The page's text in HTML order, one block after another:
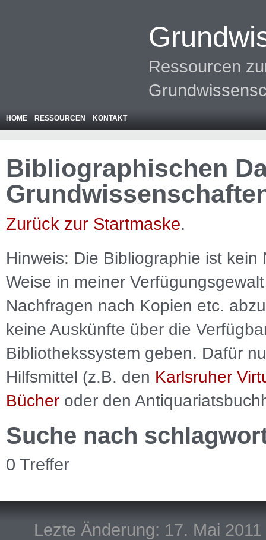
Ressourcen
HOME RESSOURCEN KONTAKT
Bibliographischen
Zurück zur Startmaske.
Hinweis: Die Bibliographie ist kein
Weise in meiner
Nachfragen nach Kopien etc.
keine Auskünfte über die
Bibliothekssystem geben. Dafür
Hilfsmittel (z.B. den Karlsruher
Bücher oder den
Suche nach
0 Treffer
Lezte Änderung: 17. Mai